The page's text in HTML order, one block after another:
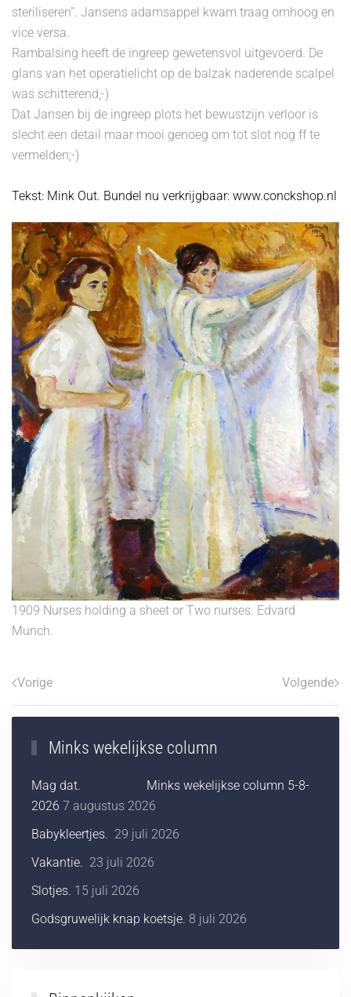
steriliseren”. Jansens adamsappel kwam traag omhoog en
vice versa.
Rambalsing heeft de ingreep gewetensvol uitgevoerd. De
glans van het operatielicht op de balzak naderende scalpel
was schitterend;-)
Dat Jansen bij de ingreep plots het bewustzijn verloor is
slecht een detail maar mooi genoeg om tot slot nog ff te
vermelden;-)
Tekst: Mink Out. Bundel nu verkrijgbaar: www.conckshop.nl
1909 Nurses holding a sheet or Two nurses. Edvard
Munch.
Vorige Volgende
Minks wekelijkse column
Mag dat. Minks wekelijkse column 5-8-
2026 7 augustus 2026
Babykleertjes. 29 juli 2026
Vakantie. 23 juli 2026
Slotjes. 15 juli 2026
Godsgruwelijk knap koetsje. 8 juli 2026